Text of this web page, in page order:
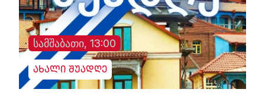
სამშაბათი, 13:00
ახალი შუადღე